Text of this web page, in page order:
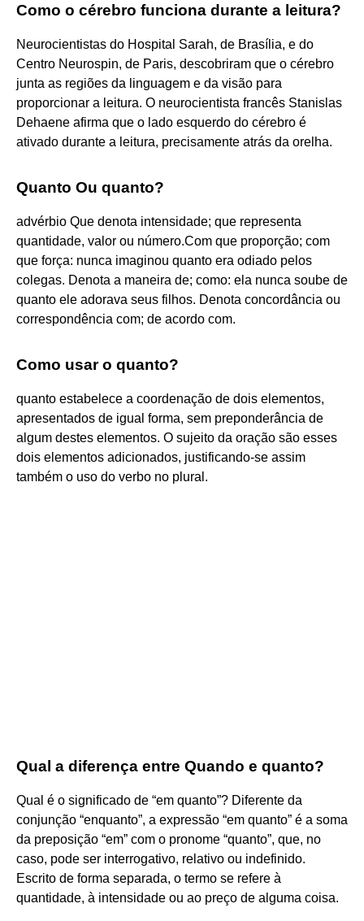
Como o cérebro funciona durante a leitura?
Neurocientistas do Hospital Sarah, de Brasília, e do
Centro Neurospin, de Paris, descobriram que o cérebro
junta as regiões da linguagem e da visão para
proporcionar a leitura. O neurocientista francês Stanislas
Dehaene afirma que o lado esquerdo do cérebro é
ativado durante a leitura, precisamente atrás da orelha.
Quanto Ou quanto?
advérbio Que denota intensidade; que representa
quantidade, valor ou número.Com que proporção; com
que força: nunca imaginou quanto era odiado pelos
colegas. Denota a maneira de; como: ela nunca soube de
quanto ele adorava seus filhos. Denota concordância ou
correspondência com; de acordo com.
Como usar o quanto?
quanto estabelece a coordenação de dois elementos,
apresentados de igual forma, sem preponderância de
algum destes elementos. O sujeito da oração são esses
dois elementos adicionados, justificando-se assim
também o uso do verbo no plural.
Qual a diferença entre Quando e quanto?
Qual é o significado de “em quanto”? Diferente da
conjunção “enquanto”, a expressão “em quanto” é a soma
da preposição “em” com o pronome “quanto”, que, no
caso, pode ser interrogativo, relativo ou indefinido.
Escrito de forma separada, o termo se refere à
quantidade, à intensidade ou ao preço de alguma coisa.